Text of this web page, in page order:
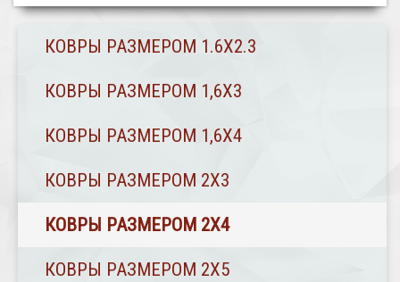
КОВРЫ РАЗМЕРОМ 1.6Х2.3
КОВРЫ РАЗМЕРОМ 1,6Х3
КОВРЫ РАЗМЕРОМ 1,6Х4
КОВРЫ РАЗМЕРОМ 2Х3
КОВРЫ РАЗМЕРОМ 2Х4
КОВРЫ РАЗМЕРОМ 2Х5